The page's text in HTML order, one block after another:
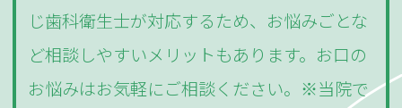
じ歯科衛生士が対応するため、お悩みごとな
ど相談しやすいメリットもあります。お口の
お悩みはお気軽にご相談ください。※当院で